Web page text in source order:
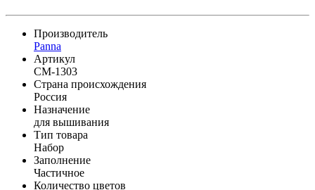
Производитель
Panna
Артикул
CM-1303
Страна происхождения
Россия
Назначение
для вышивания
Тип товара
Набор
Заполнение
Частичное
Количество цветов